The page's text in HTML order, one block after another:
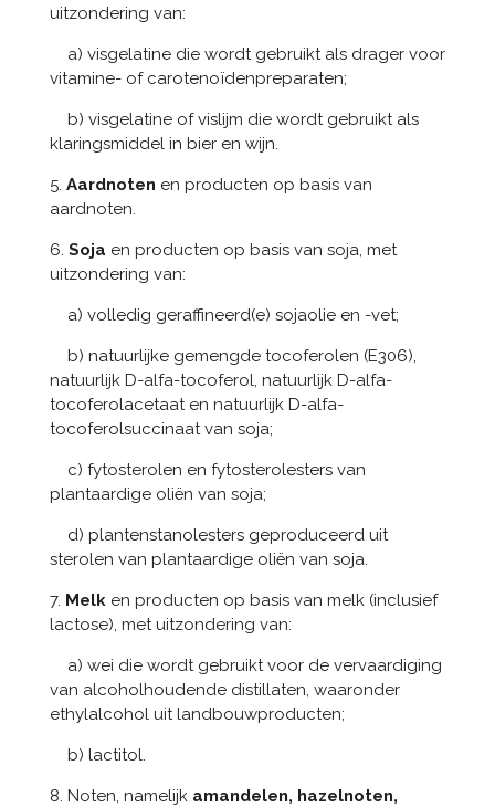
uitzondering van:
a) visgelatine die wordt gebruikt als drager voor
vitamine- of carotenoïdenpreparaten;
b) visgelatine of vislijm die wordt gebruikt als
klaringsmiddel in bier en wijn.
5. Aardnoten en producten op basis van
aardnoten.
6. Soja en producten op basis van soja, met
uitzondering van:
a) volledig geraffineerd(e) sojaolie en -vet;
b) natuurlijke gemengde tocoferolen (E306),
natuurlijk D-alfa-tocoferol, natuurlijk D-alfa-
tocoferolacetaat en natuurlijk D-alfa-
tocoferolsuccinaat van soja;
c) fytosterolen en fytosterolesters van
plantaardige oliën van soja;
d) plantenstanolesters geproduceerd uit
sterolen van plantaardige oliën van soja.
7. Melk en producten op basis van melk (inclusief
lactose), met uitzondering van:
a) wei die wordt gebruikt voor de vervaardiging
van alcoholhoudende distillaten, waaronder
ethylalcohol uit landbouwproducten;
b) lactitol.
8. Noten, namelijk amandelen, hazelnoten,